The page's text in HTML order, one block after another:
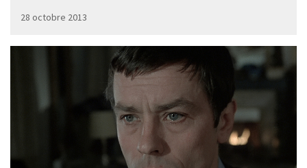
28 octobre 2013